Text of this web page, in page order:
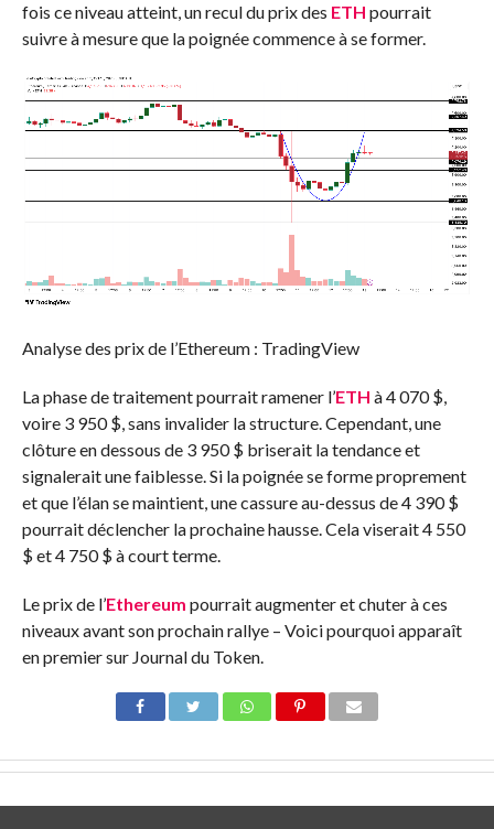
fois ce niveau atteint, un recul du prix des ETH pourrait
suivre à mesure que la poignée commence à se former.
Analyse des prix de l’Ethereum : TradingView
La phase de traitement pourrait ramener l’ETH à 4 070 $,
voire 3 950 $, sans invalider la structure. Cependant, une
clôture en dessous de 3 950 $ briserait la tendance et
signalerait une faiblesse. Si la poignée se forme proprement
et que l’élan se maintient, une cassure au-dessus de 4 390 $
pourrait déclencher la prochaine hausse. Cela viserait 4 550
$ et 4 750 $ à court terme.
Le prix de l’Ethereum pourrait augmenter et chuter à ces
niveaux avant son prochain rallye – Voici pourquoi apparaît
en premier sur Journal du Token.